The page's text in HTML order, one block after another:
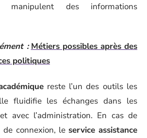
des informations
: Métiers possibles après des
politiques
reste l’un des outils les
fluidifie les échanges dans les
avec l’administration. En cas de
de connexion, le service assistance